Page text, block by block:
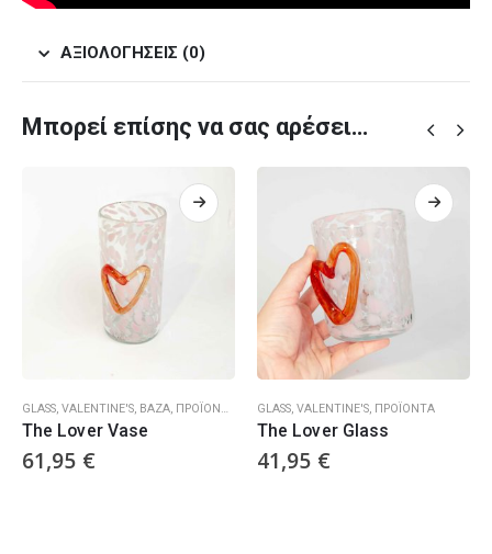
ΑΞΙΟΛΟΓΉΣΕΙΣ (0)
Μπορεί επίσης να σας αρέσει…
GLASS, VALENTINE'S, ΒΆΖΑ, ΠΡΟΪΌΝΤΑ
The Lover Vase
61,95 €
GLASS, VALENTINE'S, ΠΡΟΪΌΝΤΑ
The Lover Glass
41,95 €